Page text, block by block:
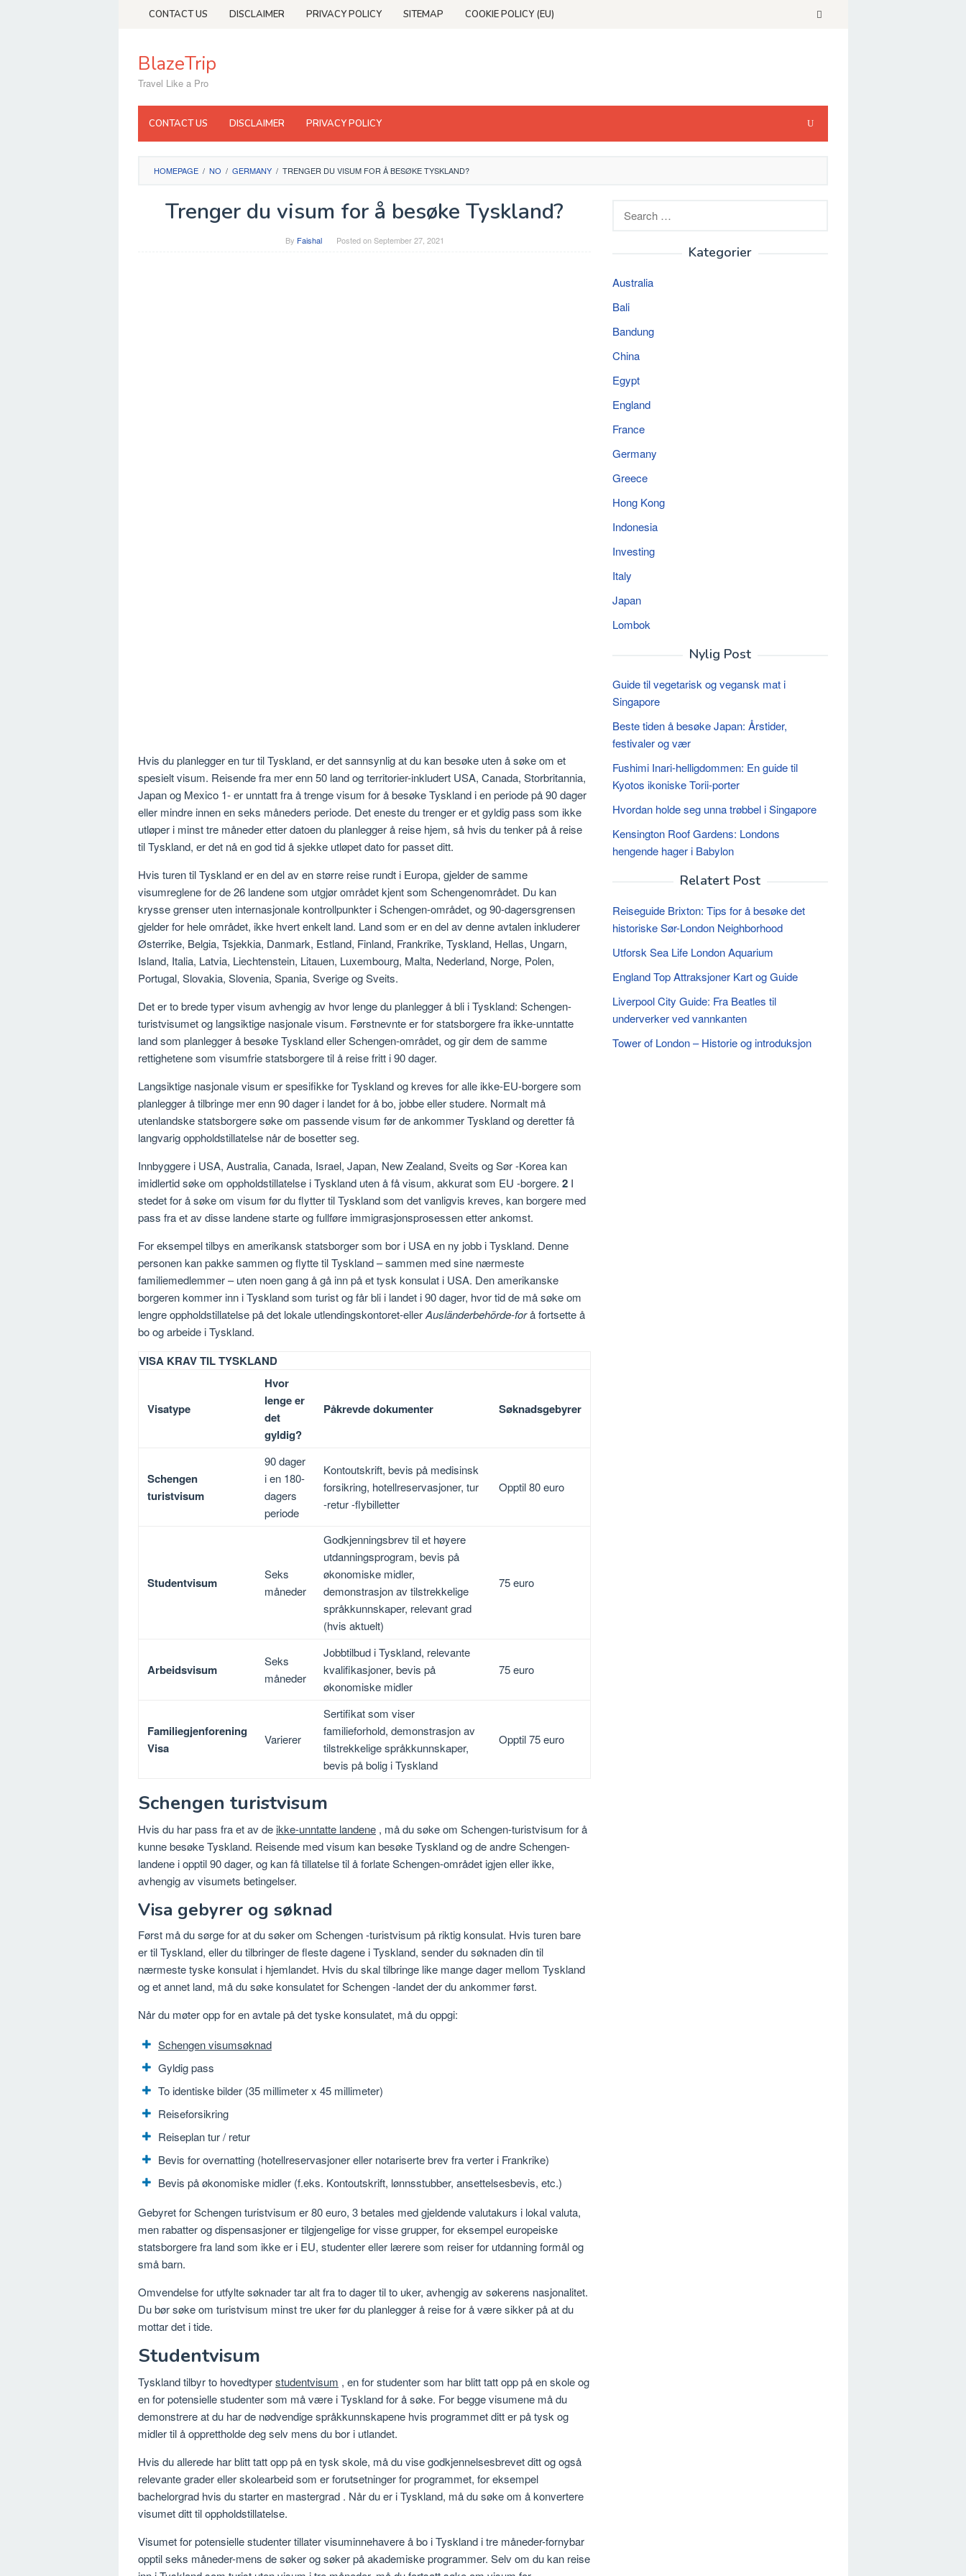
CONTACT US DISCLAIMER PRIVACY POLICY SITEMAP COOKIE POLICY (EU)
BlazeTrip
Travel Like a Pro
CONTACT US DISCLAIMER PRIVACY POLICY
HOMEPAGE / NO / GERMANY / TRENGER DU VISUM FOR Å BESØKE TYSKLAND?
Trenger du visum for å besøke Tyskland?
By Faishal Posted onSeptember 27, 2021
Hvis du planlegger en tur til Tyskland, er det sannsynlig at du kan besøke uten å søke om et
spesielt visum. Reisende fra mer enn 50 land og territorier-inkludert USA, Canada, Storbritannia,
Japan og Mexico 1-er unntatt fra å trenge visum for å besøke Tyskland i en periode på 90 dager
eller mindre innen en seks måneders periode. Det eneste du trenger er et gyldig pass som ikke
utløper i minst tre måneder etter datoen du planlegger å reise hjem, så hvis du tenker på å reise
til Tyskland, er det nå en god tid å sjekke utløpet dato for passet ditt.
Hvis turen til Tyskland er en del av en større reise rundt i Europa, gjelder de samme
visumreglene for de 26 landene som utgjør området kjent som Schengenområdet. Du kan
krysse grenser uten internasjonale kontrollpunkter i Schengen-området, og 90-dagersgrensen
gjelder for hele området, ikke hvert enkelt land. Land som er en del av denne avtalen inkluderer
Østerrike, Belgia, Tsjekkia, Danmark, Estland, Finland, Frankrike, Tyskland, Hellas, Ungarn,
Island, Italia, Latvia, Liechtenstein, Litauen, Luxembourg, Malta, Nederland, Norge, Polen,
Portugal, Slovakia, Slovenia, Spania, Sverige og Sveits.
Det er to brede typer visum avhengig av hvor lenge du planlegger å bli i Tyskland: Schengen-
turistvisumet og langsiktige nasjonale visum. Førstnevnte er for statsborgere fra ikke-unntatte
land som planlegger å besøke Tyskland eller Schengen-området, og gir dem de samme
rettighetene som visumfrie statsborgere til å reise fritt i 90 dager.
Langsiktige nasjonale visum er spesifikke for Tyskland og kreves for alle ikke-EU-borgere som
planlegger å tilbringe mer enn 90 dager i landet for å bo, jobbe eller studere. Normalt må
utenlandske statsborgere søke om passende visum før de ankommer Tyskland og deretter få
langvarig oppholdstillatelse når de bosetter seg.
Innbyggere i USA, Australia, Canada, Israel, Japan, New Zealand, Sveits og Sør -Korea kan
imidlertid søke om oppholdstillatelse i Tyskland uten å få visum, akkurat som EU -borgere. 2 I
stedet for å søke om visum før du flytter til Tyskland som det vanligvis kreves, kan borgere med
pass fra et av disse landene starte og fullføre immigrasjonsprosessen etter ankomst.
For eksempel tilbys en amerikansk statsborger som bor i USA en ny jobb i Tyskland. Denne
personen kan pakke sammen og flytte til Tyskland – sammen med sine nærmeste
familiemedlemmer – uten noen gang å gå inn på et tysk konsulat i USA. Den amerikanske
borgeren kommer inn i Tyskland som turist og får bli i landet i 90 dager, hvor tid de må søke om
lengre oppholdstillatelse på det lokale utlendingskontoret-ellerAusländerbehörde-forå fortsette å
bo og arbeide i Tyskland.
VISA KRAV TIL TYSKLAND
Visatype
Hvor
lenge er
det
gyldig?
Påkrevde dokumenter Søknadsgebyrer
Schengen
turistvisum
90 dager
i en 180-
dagers
periode
Kontoutskrift, bevis på medisinsk
forsikring, hotellreservasjoner, tur
-retur -flybilletter
Opptil 80 euro
Studentvisum
Seks
måneder
Godkjenningsbrev til et høyere
utdanningsprogram, bevis på
økonomiske midler,
demonstrasjon av tilstrekkelige
språkkunnskaper, relevant grad
(hvis aktuelt)
75 euro
Arbeidsvisum
Seks
måneder
Jobbtilbud i Tyskland, relevante
kvalifikasjoner, bevis på
økonomiske midler
75 euro
Familiegjenforening
Visa
Varierer
Sertifikat som viser
familieforhold, demonstrasjon av
tilstrekkelige språkkunnskaper,
bevis på bolig i Tyskland
Opptil 75 euro
Schengen turistvisum
Hvis du har pass fra et av de ikke-unntatte landene , må du søke om Schengen-turistvisum for å
kunne besøke Tyskland. Reisende med visum kan besøke Tyskland og de andre Schengen-
landene i opptil 90 dager, og kan få tillatelse til å forlate Schengen-området igjen eller ikke,
avhengig av visumets betingelser.
Visa gebyrer og søknad
Først må du sørge for at du søker om Schengen -turistvisum på riktig konsulat. Hvis turen bare
er til Tyskland, eller du tilbringer de fleste dagene i Tyskland, sender du søknaden din til
nærmeste tyske konsulat i hjemlandet. Hvis du skal tilbringe like mange dager mellom Tyskland
og et annet land, må du søke konsulatet for Schengen -landet der du ankommer først.
Når du møter opp for en avtale på det tyske konsulatet, må du oppgi:
Schengen visumsøknad
Gyldig pass
To identiske bilder (35 millimeter x 45 millimeter)
Reiseforsikring
Reiseplan tur / retur
Bevis for overnatting (hotellreservasjoner eller notariserte brev fra verter i Frankrike)
Bevis på økonomiske midler (f.eks. Kontoutskrift, lønnsstubber, ansettelsesbevis, etc.)
Gebyret for Schengen turistvisum er 80 euro, 3 betales med gjeldende valutakurs i lokal valuta,
men rabatter og dispensasjoner er tilgjengelige for visse grupper, for eksempel europeiske
statsborgere fra land som ikke er i EU, studenter eller lærere som reiser for utdanning formål og
små barn.
Omvendelse for utfylte søknader tar alt fra to dager til to uker, avhengig av søkerens nasjonalitet.
Du bør søke om turistvisum minst tre uker før du planlegger å reise for å være sikker på at du
mottar det i tide.
Studentvisum
Tyskland tilbyr to hovedtyperstudentvisum , en for studenter som har blitt tatt opp på en skole og
en for potensielle studenter som må være i Tyskland for å søke. For begge visumene må du
demonstrere at du har de nødvendige språkkunnskapene hvis programmet ditt er på tysk og
midler til å opprettholde deg selv mens du bor i utlandet.
Hvis du allerede har blitt tatt opp på en tysk skole, må du vise godkjennelsesbrevet ditt og også
relevante grader eller skolearbeid som er forutsetninger for programmet, for eksempel
bachelorgrad hvis du starter en mastergrad . Når du er i Tyskland, må du søke om å konvertere
visumet ditt til oppholdstillatelse.
Visumet for potensielle studenter tillater visuminnehavere å bo i Tyskland i tre måneder-fornybar
opptil seks måneder-mens de søker og søker på akademiske programmer. Selv om du kan reise
Kategorier
Australia
Bali
Bandung
China
Egypt
England
France
Germany
Greece
Hong Kong
Indonesia
Investing
Italy
Japan
Lombok
Nylig Post
Guide til vegetarisk og vegansk mat i
Singapore
Beste tiden å besøke Japan: Årstider,
festivaler og vær
Fushimi Inari-helligdommen: En guide til
Kyotos ikoniske Torii-porter
Hvordan holde seg unna trøbbel i Singapore
Kensington Roof Gardens: Londons
hengende hager i Babylon
Relatert Post
Reiseguide Brixton: Tips for å besøke det
historiske Sør-London Neighborhood
Utforsk Sea Life London Aquarium
England Top Attraksjoner Kart og Guide
Liverpool City Guide: Fra Beatles til
underverker ved vannkanten
Tower of London – Historie og introduksjon